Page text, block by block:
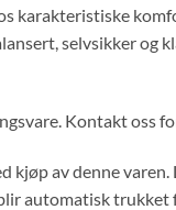
karakteristiske
selvsikker og
Kontakt oss
kjøp av denne
automatisk trukket